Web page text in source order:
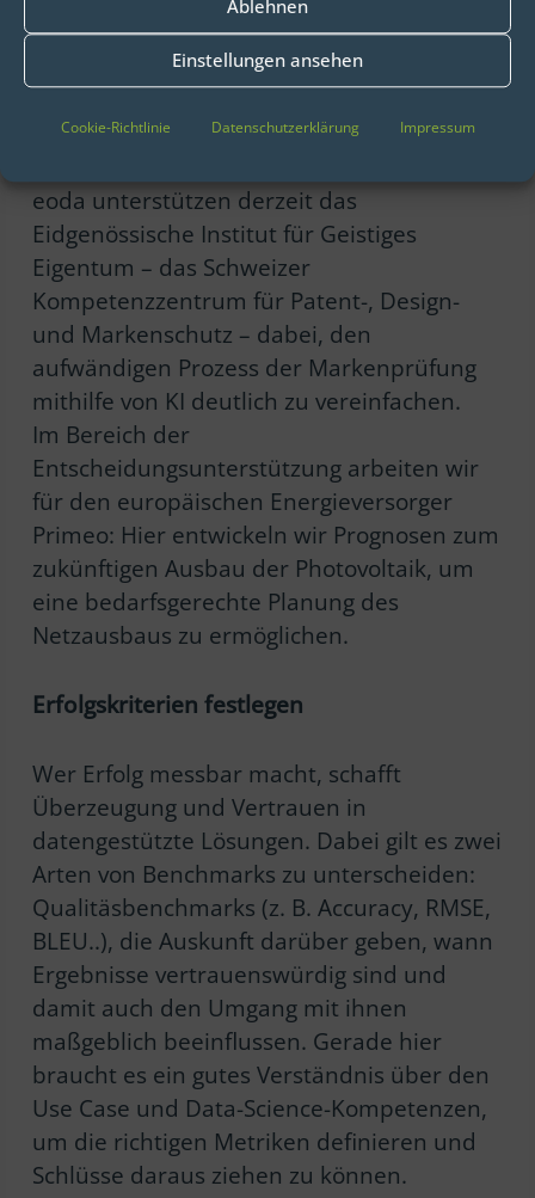
Ablehnen
Einstellungen ansehen
Cookie-Richtlinie Datenschutzerklärung Impressum
leichter Anknüpfungspunkte für
datengetriebene Lösungen finden.
Ein Anwendungsbeispiel für daten- und KI-
eoda unterstützen derzeit das
Eidgenössische Institut für Geistiges
Eigentum – das Schweizer
Kompetenzzentrum für Patent-, Design-
und Markenschutz – dabei, den
aufwändigen Prozess der Markenprüfung
mithilfe von KI deutlich zu vereinfachen.
Im Bereich der
Entscheidungsunterstützung arbeiten wir
für den europäischen Energieversorger
Primeo: Hier entwickeln wir Prognosen zum
zukünftigen Ausbau der Photovoltaik, um
eine bedarfsgerechte Planung des
Netzausbaus zu ermöglichen.
Erfolgskriterien festlegen
Wer Erfolg messbar macht, schafft
Überzeugung und Vertrauen in
datengestützte Lösungen. Dabei gilt es zwei
Arten von Benchmarks zu unterscheiden:
Qualitäsbenchmarks (z. B. Accuracy, RMSE,
BLEU..), die Auskunft darüber geben, wann
Ergebnisse vertrauenswürdig sind und
damit auch den Umgang mit ihnen
maßgeblich beeinflussen. Gerade hier
braucht es ein gutes Verständnis über den
Use Case und Data-Science-Kompetenzen,
um die richtigen Metriken definieren und
Schlüsse daraus ziehen zu können.